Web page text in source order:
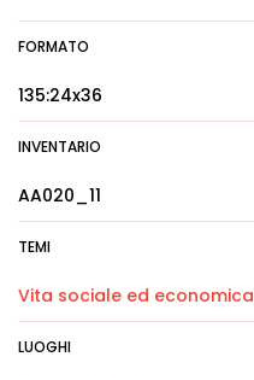
FORMATO
135:24x36
INVENTARIO
AA020_11
TEMI
Vita sociale ed economica
LUOGHI